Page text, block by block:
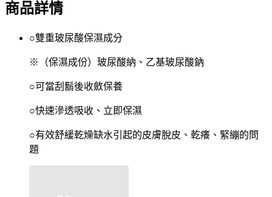
商品詳情
○雙重玻尿酸保濕成分
※（保濕成份）玻尿酸納、乙基玻尿酸鈉
○可當刮鬍後收斂保養
○快速滲透吸收、立即保濕
○有效舒緩乾燥缺水引起的皮膚脫皮、乾癢、緊繃的問
題